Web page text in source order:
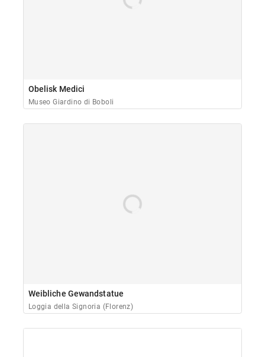
Obelisk Medici
Museo Giardino di Boboli
Weibliche Gewandstatue
Loggia della Signoria (Florenz)